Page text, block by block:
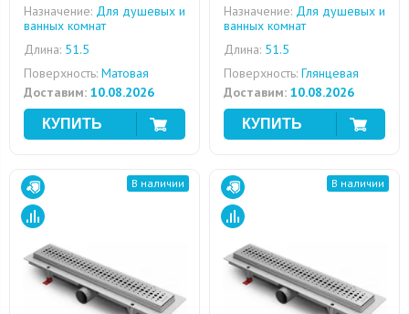
Назначение: Для душевых и
ванных комнат
Длина: 51.5
Поверхность: Матовая
Доставим: 10.08.2026
Назначение: Для душевых и
ванных комнат
Длина: 51.5
Поверхность: Глянцевая
Доставим: 10.08.2026
В наличии В наличии